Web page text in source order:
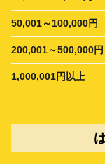
50,001～100,000円
200,001～500,000円
1,000,001円以上